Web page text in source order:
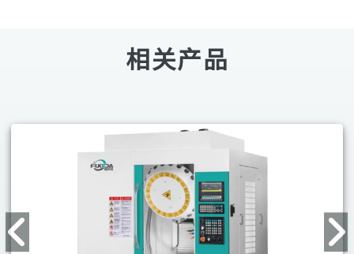
相关产品